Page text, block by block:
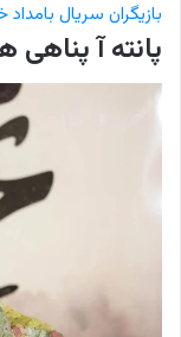
بازیگران سریال
پانته آ پناهی